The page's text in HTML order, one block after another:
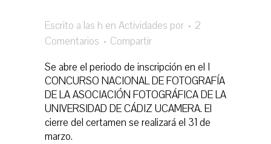
Escrito a las h en Actividades por
2
Comentarios
Compartir
Se abre el periodo de inscripción en el I
CONCURSO NACIONAL DE FOTOGRAFÍA
DE LA ASOCIACIÓN FOTOGRÁFICA DE LA
UNIVERSIDAD DE CÁDIZ UCAMERA. El
cierre del certamen se realizará el 31 de
marzo.